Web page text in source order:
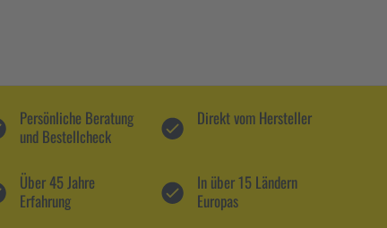
Persönliche Beratung
und Bestellcheck
Direkt vom Hersteller
Über 45 Jahre
Erfahrung
In über 15 Ländern
Europas